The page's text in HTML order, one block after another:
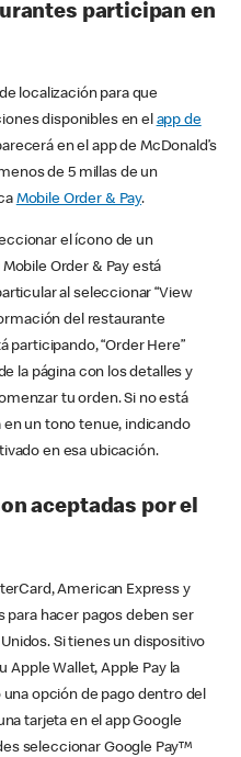
participan en
localización para que
disponibles en el app de
en el app de McDonald’s
de 5 millas de un
Mobile Order & Pay.
el ícono de un
Order & Pay está
al seleccionar “View
del restaurante
participando, “Order Here”
la página con los detalles y
tu orden. Si no está
en un tono tenue, indicando
en esa ubicación.
aceptadas por el
American Express y
para hacer pagos deben ser
Si tienes un dispositivo
Apple Wallet, Apple Pay la
opción de pago dentro del
tarjeta en el app Google
seleccionar Google Pay™